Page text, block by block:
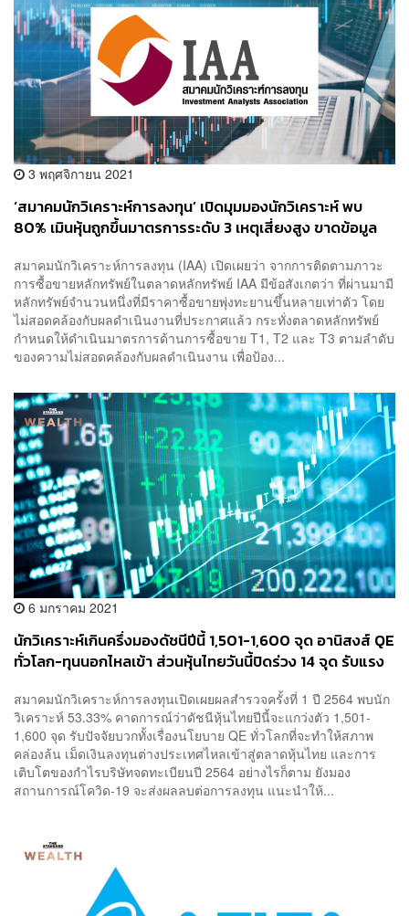
3 พฤศจิกายน 2021
‘สมาคมนักวิเคราะห์การลงทุน’ เปิดมุมมองนักวิเคราะห์ พบ
80% เมินหุ้นถูกขึ้นมาตรการระดับ 3 เหตุเสี่ยงสูง ขาดข้อมูล
สมาคมนักวิเคราะห์การลงทุน (IAA) เปิดเผยว่า จากการติดตามภาวะ
การซื้อขายหลักทรัพย์ในตลาดหลักทรัพย์ IAA มีข้อสังเกตว่า ที่ผ่านมามี
หลักทรัพย์จำนวนหนึ่งที่มีราคาซื้อขายพุ่งทะยานขึ้นหลายเท่าตัว โดย
ไม่สอดคล้องกับผลดำเนินงานที่ประกาศแล้ว กระทั่งตลาดหลักทรัพย์
กำหนดให้ดำเนินมาตรการด้านการซื้อขาย T1, T2 และ T3 ตามลำดับ
ของความไม่สอดคล้องกับผลดำเนินงาน เพื่อป้อง...
6 มกราคม 2021
นักวิเคราะห์เกินครึ่งมองดัชนีปีนี้ 1,501-1,600 จุด อานิสงส์ QE
ทั่วโลก-ทุนนอกไหลเข้า ส่วนหุ้นไทยวันนี้ปิดร่วง 14 จุด รับแรง
สมาคมนักวิเคราะห์การลงทุนเปิดเผยผลสำรวจครั้งที่ 1 ปี 2564 พบนัก
วิเคราะห์ 53.33% คาดการณ์ว่าดัชนีหุ้นไทยปีนี้จะแกว่งตัว 1,501-
1,600 จุด รับปัจจัยบวกทั้งเรื่องนโยบาย QE ทั่วโลกที่จะทำให้สภาพ
คล่องล้น เม็ดเงินลงทุนต่างประเทศไหลเข้าสู่ตลาดหุ้นไทย และการ
เติบโตของกำไรบริษัทจดทะเบียนปี 2564 อย่างไรก็ตาม ยังมอง
สถานการณ์โควิด-19 จะส่งผลลบต่อการลงทุน แนะนำให้...